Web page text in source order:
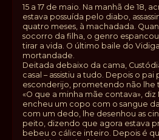
15 a 17 de maio. Na manhã de 18,
estava possuída pelo diabo,
quatro meses, à machadada.
socorro da filha, o genro
tirar a vida. O último baile do
mortandade.
Deitada debaixo da cama,
casal – assistiu a tudo. Depois o pai
esconderijo, prometendo não lhe
«O que a minha mãe contava», diz
encheu um copo com o sangue
com um dedo, lhe desenhou as
peito, dizendo que agora estava
bebeu o cálice inteiro. Depois é